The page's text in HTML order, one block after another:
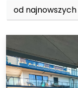
od najnowszych